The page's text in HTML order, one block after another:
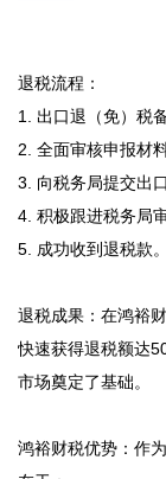
退税流程：
1. 出口退（免）税备
2. 全面审核申报材
3. 向税务局提交出
4. 积极跟进税务局
5. 成功收到退税款。
退税成果：在鸿裕
快速获得退税额达
市场奠定了基础。
鸿裕财税优势：作